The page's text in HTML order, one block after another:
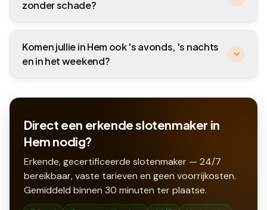
zonder schade?
Komen jullie in Hem ook 's avonds, 's nachts
en in het weekend?
Direct een erkende slotenmaker in
Hem nodig?
Erkende, gecertificeerde slotenmaker — 24/7
bereikbaar, vaste tarieven en geen voorrijkosten.
Gemiddeld binnen 30 minuten ter plaatse.